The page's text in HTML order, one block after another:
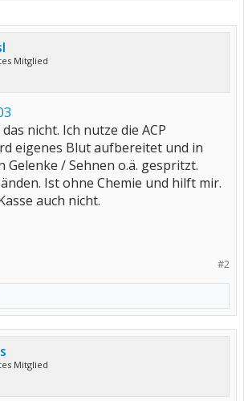
Mitglied
nicht. Ich nutze die ACP
eigenes Blut aufbereitet und in
Gelenke / Sehnen o.ä. gespritzt.
Ist ohne Chemie und hilft mir.
auch nicht.
#2
Mitglied